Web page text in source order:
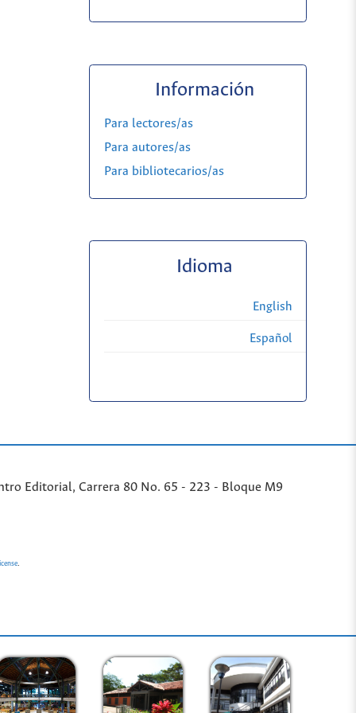
Información
Para lectores/as
Para autores/as
Para bibliotecarios/as
Idioma
English
Español
Editorial, Carrera 80 No. 65 - 223 - Bloque M9
.